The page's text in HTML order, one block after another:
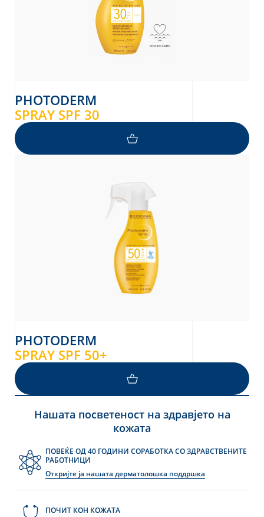
PHOTODERM
SPRAY SPF 30
PHOTODERM
SPRAY SPF 50+
Нашата посветеност на здравјето на
кожата
ПОВЕЌЕ ОД 40 ГОДИНИ СОРАБОТКА СО ЗДРАВСТВЕНИТЕ
РАБОТНИЦИ
Откријте ја нашата дерматолошка поддршка
ПОЧИТ КОН КОЖАТА